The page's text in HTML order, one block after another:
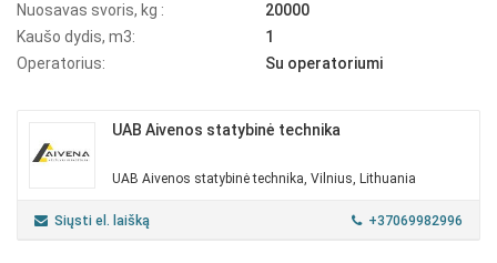
Nuosavas svoris, kg :
20000
Kaušo dydis, m3:
1
Operatorius:
Su operatoriumi
UAB Aivenos statybinė technika
UAB Aivenos statybinė technika, Vilnius, Lithuania
Siųsti el. laišką +37069982996